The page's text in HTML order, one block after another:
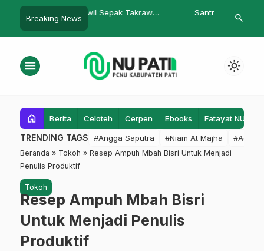
Breaking News
Ma’arif NU 2
Masuk Runner-Up
Santri Darul Hadlanah Waturoyo
RI
Prabowo
search
menu light_mode
home Berita Celoteh Cerpen Ebooks Fatayat NU
TRENDING TAGS #Angga Saputra #Niam At Majha #Admin
Beranda » Tokoh » Resep Ampuh Mbah Bisri Untuk Menjadi
Penulis Produktif
Tokoh
Resep Ampuh Mbah Bisri
Untuk Menjadi Penulis
Produktif